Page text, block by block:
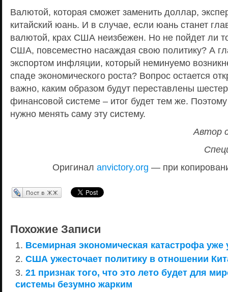
Валютой, которая сможет заменить доллар,
китайский юань. И в случае, если юань станет
валютой, крах США неизбежен. Но не пойдет ли
США, повсеместно насаждая свою политику? А
экспортом инфляции, который неминуемо
спаде экономического роста? Вопрос остается
важно, каким образом будут переставлены
финансовой системе – итог будет тем же.
нужно менять саму эту систему.
Автор
Оригинал anvictory.org — при
Перепост в ЖЖ
Похожие Записи
Всемирная экономическая катастрофа уже
США ужесточает политику в отношении
21 признак того, что это лето будет для
системы безумно жарким